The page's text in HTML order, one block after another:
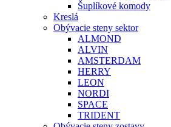
Šuplíkové komody
Kreslá
Obývacie steny sektor
ALMOND
ALVIN
AMSTERDAM
HERRY
LEON
NORDI
SPACE
TRIDENT